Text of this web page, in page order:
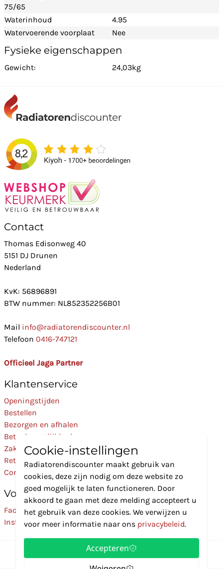
75/65
Waterinhoud
4.95
Watervoerende voorplaat
Nee
Fysieke eigenschappen
Gewicht: 24,03kg
Contact
Thomas Edisonweg 40
5151 DJ Drunen
Nederland
KvK: 56896891
BTW nummer: NL852352256B01
Mail info@radiatorendiscounter.nl
Telefoon 0416-747121
Officieel Jaga Partner
Klantenservice
Openingstijden
Bestellen
Bezorgen en afhalen
Betaalmogelijkheden
Zakelijk
Retourneren
Contact
Volg Ons
Facebook
Instagram
Cookie-instellingen
Radiatorendiscounter maakt gebruik van
cookies, deze zijn nodig om deze website zo
goed mogelijk te laten functioneren. Door
akkoord te gaan met deze melding accepteert u
het gebruik van deze cookies. We verwijzen u
voor meer informatie naar ons privacybeleid.
Accepteren